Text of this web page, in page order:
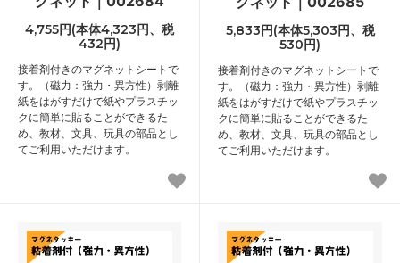
4,755円(本体4,323円、税
432円)
接着剤付きのマグネットシートで
す。（磁力：強力・異方性）剥離
紙をはがすだけで紙やプラスチッ
クに簡単に貼ることができるた
め、教材、文具、玩具の部品とし
てご利用いただけます。
5,833円(本体5,303円、税
530円)
接着剤付きのマグネットシートで
す。（磁力：強力・異方性）剥離
紙をはがすだけで紙やプラスチッ
クに簡単に貼ることができるた
め、教材、文具、玩具の部品とし
てご利用いただけます。